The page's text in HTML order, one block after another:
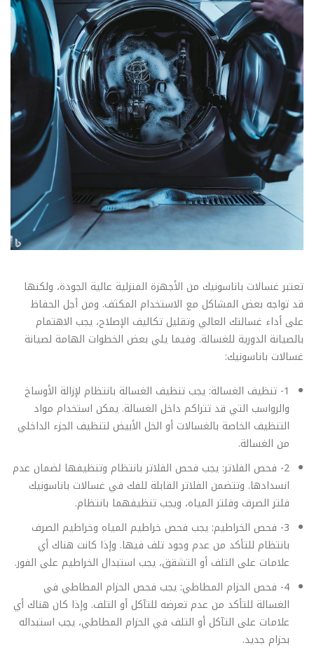
تعتبر غسالات باناسونيك من الأجهزة المنزلية عالية الجودة، ولكنها
قد تواجه بعض المشاكل مع الاستخدام المكثف. ومن أجل الحفاظ
على أداء غسالتك العالي وتقليل تكاليف الإصلاح، يجب الاهتمام
بالصيانة الدورية للغسالة. وفيما يلي بعض الخطوات الهامة لصيانة
غسالات باناسونيك:
1- تنظيف الغسالة: يجب تنظيف الغسالة بانتظام لإزالة الأوساخ
والرواسب التي قد تتراكم داخل الغسالة. يمكن استخدام مواد
التنظيف الخاصة بالغسالات أو الخل الأبيض لتنظيف الجزء الداخلي
من الغسالة.
2- فحص الفلاتر: يجب فحص الفلاتر بانتظام وتنظيفها لضمان عدم
انسدادها. وتتضمن الفلاتر القابلة للفك في غسالات باناسونيك
فلتر الصرف وفلتر المياه، ويجب تنظيفهما بانتظام.
3- فحص الخراطيم: يجب فحص خراطيم المياه وخراطيم الصرف
بانتظام للتأكد من عدم وجود تلف فيها. وإذا كانت هناك أي
علامات على التلف أو التشقق، يجب استبدال الخراطيم على الفور.
4- فحص الحزام المطاطي: يجب فحص الحزام المطاطي في
الغسالة للتأكد من عدم تعرضه للتآكل أو التلف. وإذا كان هناك أي
علامات على التآكل أو التلف في الحزام المطاطي، يجب استبداله
بحزام جديد.